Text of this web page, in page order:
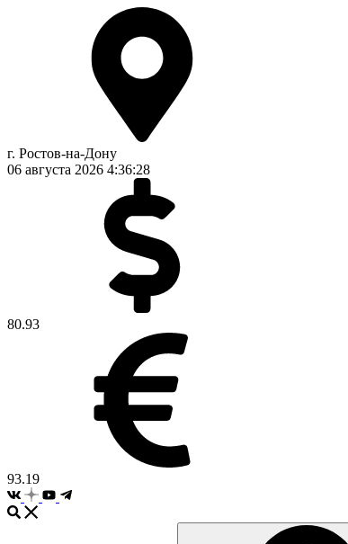
г. Ростов-на-Дону
06 августа 2026 4:36:29
80.93
93.19